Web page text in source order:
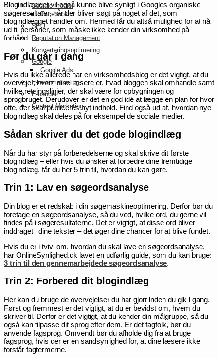
Sociale medier
Facebook
SEO
Reputation Management
Konverteringsoptimering
Google
Google Ads
E-mail marketing
E-handel
Content Marketing
Blogindlægget vil også kunne blive synligt i Googles organiske
søgeresultater, når der bliver søgt på noget af det, som
blogindlægget handler om. Hermed får du altså mulighed for at nå
ud til personer, som måske ikke kender din virksomhed på
forhånd.
Før du går i gang
Hvis du ikke allerede har en virksomhedsblog er det vigtigt, at du
overvejer, hvem dine læsere er, hvad bloggen skal omhandle samt
hvilke retningslinjer, der skal være for opbygningen og
sprogbruget. Derudover er det en god idé at lægge en plan for hvor
ofte, der skal publiceres nyt indhold. Find også ud af, hvordan nye
blogindlæg skal deles på for eksempel de sociale medier.
Sådan skriver du det gode blogindlæg
Når du har styr på forberedelserne og skal skrive dit første
blogindlæg – eller hvis du ønsker at forbedre dine fremtidige
blogindlæg, får du her 5 trin til, hvordan du kan gøre.
Trin 1: Lav en søgeordsanalyse
Din blog er et redskab i din søgemaskineoptimering. Derfor bør du
foretage en søgeordsanalyse, så du ved, hvilke ord, du gerne vil
findes på i søgeresultaterne. Det er vigtigt, at disse ord bliver
inddraget i dine tekster – det øger dine chancer for at blive fundet.
Hvis du er i tvivl om, hvordan du skal lave en søgeordsanalyse,
har OnlineSynlighed.dk lavet en udførlig guide, som du kan bruge:
3 trin til den gennemarbejdede søgeordsanalyse.
Trin 2: Forbered dit blogindlæg
Her kan du bruge de overvejelser du har gjort inden du gik i gang.
Først og fremmest er det vigtigt, at du er bevidst om, hvem du
skriver til. Derfor er det vigtigt, at du kender din målgruppe, så du
også kan tilpasse dit sprog efter dem. Er det fagfolk, bør du
anvende fagsprog. Omvendt bør du afholde dig fra at bruge
fagsprog, hvis der er en sandsynlighed for, at dine læsere ikke
forstår fagtermerne.